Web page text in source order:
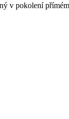
v pokolení